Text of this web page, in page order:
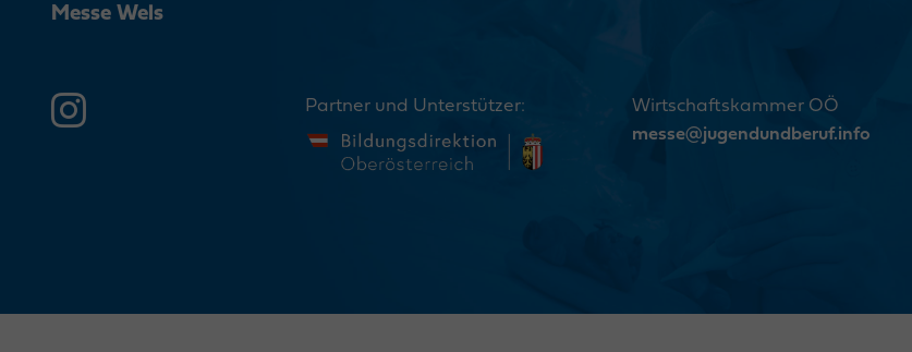
Messe Wels
Partner und Unterstützer:
Wirtschaftskammer OÖ
messe@jugendundberuf.info